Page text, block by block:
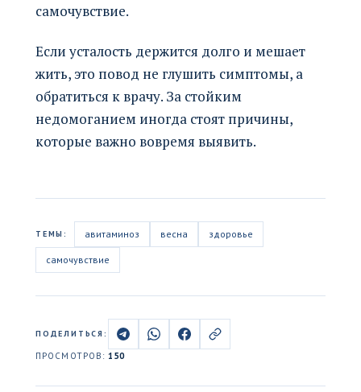
самочувствие.
Если усталость держится долго и мешает
жить, это повод не глушить симптомы, а
обратиться к врачу. За стойким
недомоганием иногда стоят причины,
которые важно вовремя выявить.
ТЕМЫ: авитаминоз весна здоровье
самочувствие
ПОДЕЛИТЬСЯ:
ПРОСМОТРОВ:150